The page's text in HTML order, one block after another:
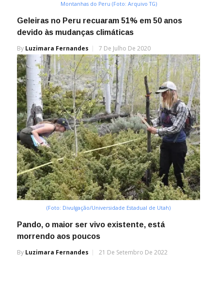
Montanhas do Peru (Foto: Arquivo TG)
Geleiras no Peru recuaram 51% em 50 anos
devido às mudanças climáticas
By Luzimara Fernandes 7 De Julho De 2020
(Foto: Divulgação/Universidade Estadual de Utah)
Pando, o maior ser vivo existente, está
morrendo aos poucos
By Luzimara Fernandes 21 De Setembro De 2022